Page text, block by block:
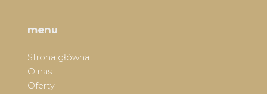
menu
Strona główna
O nas
Oferty